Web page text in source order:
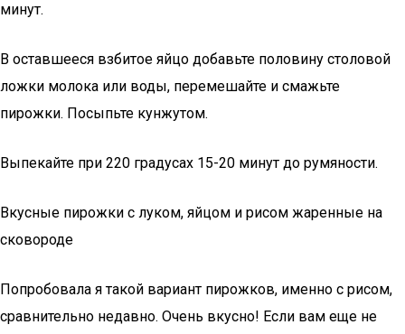
минут.
В оставшееся взбитое яйцо добавьте половину столовой
ложки молока или воды, перемешайте и смажьте
пирожки. Посыпьте кунжутом.
Выпекайте при 220 градусах 15-20 минут до румяности.
Вкусные пирожки с луком, яйцом и рисом жаренные на
сковороде
Попробовала я такой вариант пирожков, именно с рисом,
сравнительно недавно. Очень вкусно! Если вам еще не